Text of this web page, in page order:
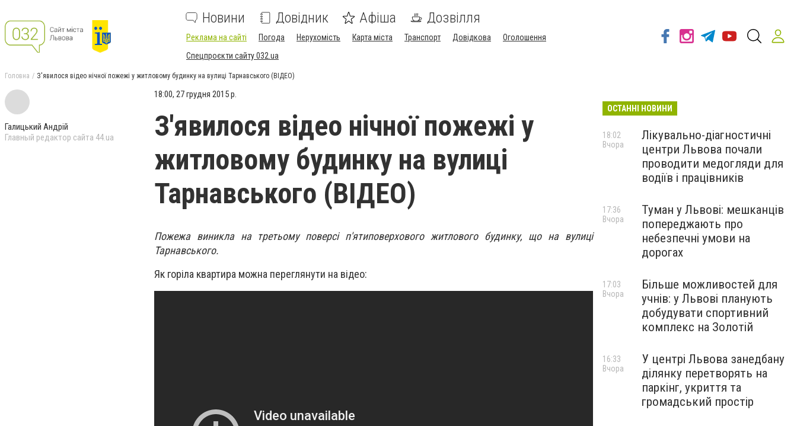
Новини Довідник Афіша Дозвілля
Реклама на сайті Погода Нерухомість Карта міста Транспорт Довідкова
Оголошення
Спецпроєкти сайту 032.ua
Головна З'явилося відео нічної пожежі у житловому будинку на вулиці Тарнавського (ВІДЕО)
Галицький Андрій
Главный редактор сайта 44.ua
18:00, 27 грудня 2015 р.
З'явилося відео нічної пожежі у
житловому будинку на вулиці
Тарнавського (ВІДЕО)
Пожежа виникла на третьому поверсі п'ятиповерхового житлового будинку, що на вулиці
Тарнавського.
Як горіла квартира можна переглянути на відео:
ОСТАННІ НОВИНИ
Лікувально-діагностичні
центри Львова почали
проводити медогляди для
водіїв і працівників
18:02
Вчора
Туман у Львові: мешканців
попереджають про
небезпечні умови на
дорогах
17:36
Вчора
Більше можливостей для
учнів: у Львові планують
добудувати спортивний
комплекс на Золотій
17:03
Вчора
У центрі Львова занедбану
ділянку перетворять на
паркінг, укриття та
громадський простір
16:33
Вчора